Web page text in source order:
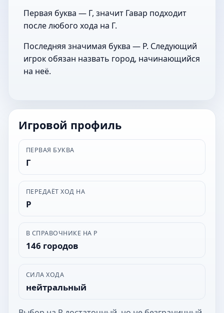
Первая буква — Г, значит Гавар подходит
после любого хода на Г.
Последняя значимая буква — Р. Следующий
игрок обязан назвать город, начинающийся
на неё.
Игровой профиль
ПЕРВАЯ БУКВА
Г
ПЕРЕДАЁТ ХОД НА
Р
В СПРАВОЧНИКЕ НА Р
146 городов
СИЛА ХОДА
нейтральный